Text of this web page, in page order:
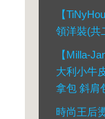
【
領洋裝(共
【Milla-
大利小牛
拿包 斜肩
時尚王后